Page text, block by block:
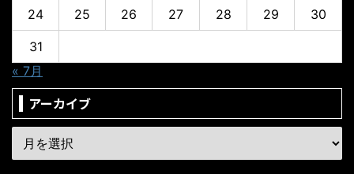
24 25 26 27 28 29 30
31
« 7月
アーカイブ